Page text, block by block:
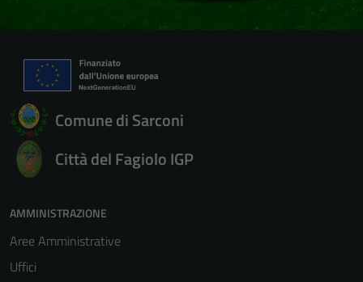
Comune di Sarconi
Città del Fagiolo IGP
AMMINISTRAZIONE
Aree Amministrative
Uffici